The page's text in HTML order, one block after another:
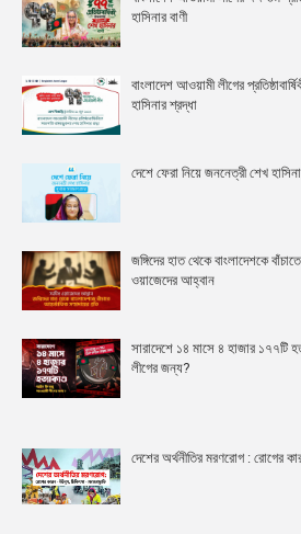
হাসিনার বাণী
বাংলাদেশ আওয়ামী লীগের
হাসিনার শ্রদ্ধা
দেশে ফেরা নিয়ে জননেত্রী শেখ
জঙ্গিদের হাত থেকে বাংলাদেশকে
ওয়াজেদের আহ্বান
সারাদেশে ১৪ মাসে ৪ হাজার
লীগের জন্য?
দেশের অর্থনীতির মরণরোগ : রোগের